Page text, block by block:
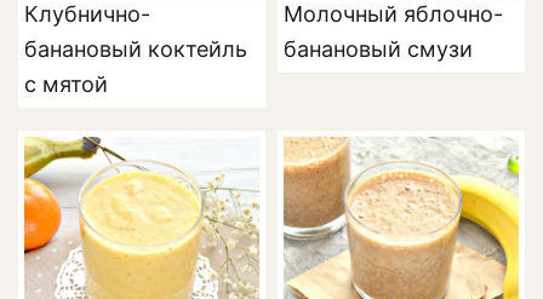
Клубнично-
банановый коктейль
с мятой
Молочный яблочно-
банановый смузи